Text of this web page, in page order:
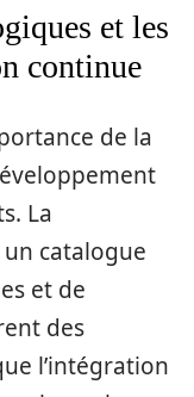
et les
continue
de la
La
catalogue
et de
des
l’intégration